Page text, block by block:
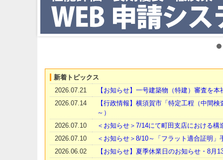
新着トピックス
2026.07.21
【お知らせ】一号建築物（特建）審査を
2026.07.14
【行政情報】横須賀市「特定工程（中間
～）
2026.07.10
＜お知らせ＞7/14にて町田支店における構
2026.07.10
＜お知らせ＞8/10～「フラット適合証明」
2026.06.02
【お知らせ】夏季休業日のお知らせ・8月